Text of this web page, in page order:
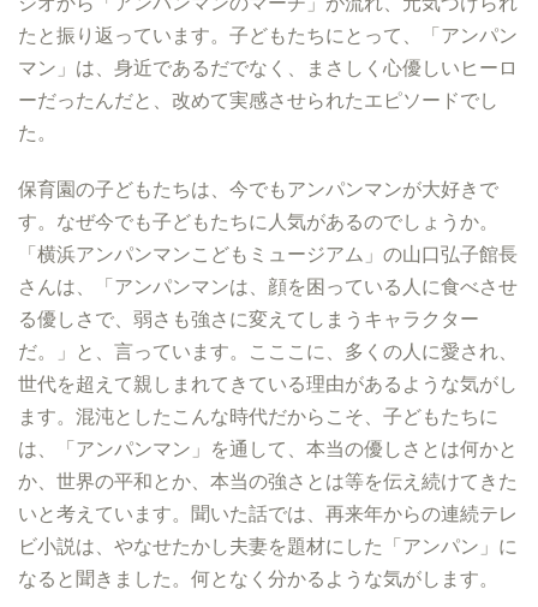
たと振り返っています。子どもたちにとって、「アンパン
マン」は、身近であるだでなく、まさしく心優しいヒーロ
ーだったんだと、改めて実感させられたエピソードでし
た。
保育園の子どもたちは、今でもアンパンマンが大好きで
す。なぜ今でも子どもたちに人気があるのでしょうか。
「横浜アンパンマンこどもミュージアム」の山口弘子館長
さんは、「アンパンマンは、顔を困っている人に食べさせ
る優しさで、弱さも強さに変えてしまうキャラクター
だ。」と、言っています。こここに、多くの人に愛され、
世代を超えて親しまれてきている理由があるような気がし
ます。混沌としたこんな時代だからこそ、子どもたちに
は、「アンパンマン」を通して、本当の優しさとは何かと
か、世界の平和とか、本当の強さとは等を伝え続けてきた
いと考えています。聞いた話では、再来年からの連続テレ
ビ小説は、やなせたかし夫妻を題材にした「アンパン」に
なると聞きました。何となく分かるような気がします。